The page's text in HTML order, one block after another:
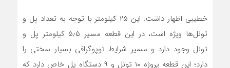
خطیبی اظهار داشت: این ۲۵ کیلومتر با توجه به تعداد پل و
تونل‌ها ویژه است، در این قطعه مسیر‌ ۵٫۵ کیلومتر پل و
تونل وجود دارد و مسیر شرایط توپوگرافی بسیار سختی را
دارد؛ این قطعه پروژه ۱۰ تونل و ۹ دستگاه پل خاص دارد که